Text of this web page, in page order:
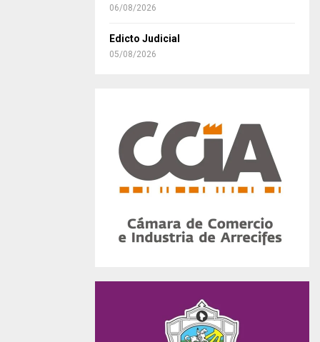
06/08/2026
Edicto Judicial
05/08/2026